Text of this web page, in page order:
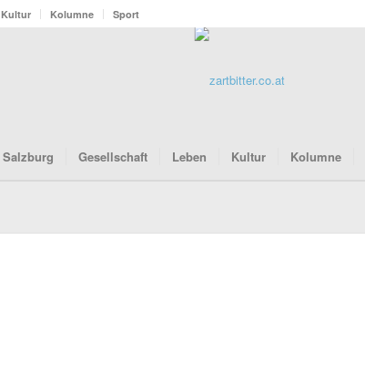
Kultur Kolumne Sport
Salzburg Gesellschaft Leben Kultur Kolumne